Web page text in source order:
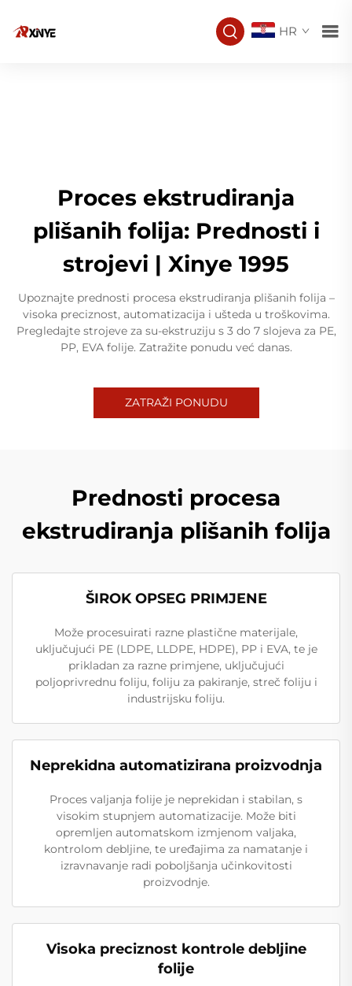
HR
Proces ekstrudiranja
plišanih folija: Prednosti i
strojevi | Xinye 1995
Upoznajte prednosti procesa ekstrudiranja plišanih folija –
visoka preciznost, automatizacija i ušteda u troškovima.
Pregledajte strojeve za su-ekstruziju s 3 do 7 slojeva za PE,
PP, EVA folije. Zatražite ponudu već danas.
ZATRAŽI PONUDU
Prednosti procesa
ekstrudiranja plišanih folija
ŠIROK OPSEG PRIMJENE
Može procesuirati razne plastične materijale,
uključujući PE (LDPE, LLDPE, HDPE), PP i EVA, te je
prikladan za razne primjene, uključujući
poljoprivrednu foliju, foliju za pakiranje, streč foliju i
industrijsku foliju.
Neprekidna automatizirana proizvodnja
Proces valjanja folije je neprekidan i stabilan, s
visokim stupnjem automatizacije. Može biti
opremljen automatskom izmjenom valjaka,
kontrolom debljine, te uređajima za namatanje i
izravnavanje radi poboljšanja učinkovitosti
proizvodnje.
Visoka preciznost kontrole debljine
folije